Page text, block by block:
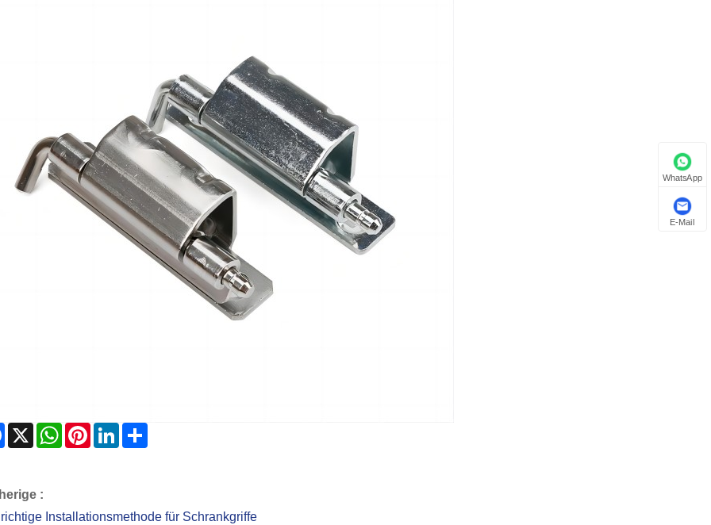
Facebook
X WhatsAppPinterestLinkedIn
:
Installationsmethode für Schrankgriffe
WhatsApp
E-Mail